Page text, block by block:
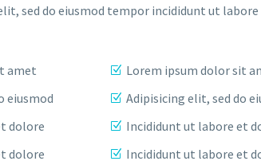
sed do eiusmod tempor incididunt ut
amet
eiusmod
dolore
dolore
Lorem ipsum dolor sit
Adipisicing elit, sed do
Incididunt ut labore et
Incididunt ut labore et